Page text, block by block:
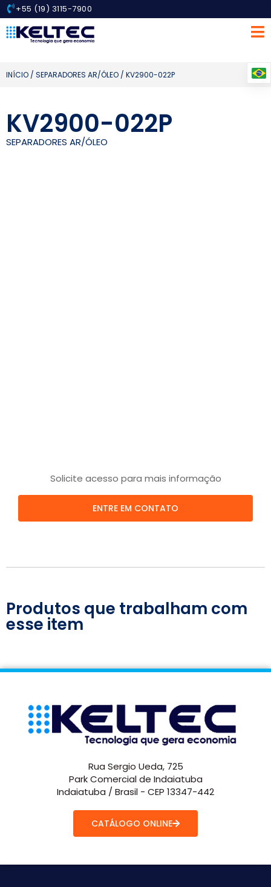
+55 (19) 3115-7900
INÍCIO / SEPARADORES AR/ÓLEO / KV2900-022P
KV2900-022P
SEPARADORES AR/ÓLEO
Solicite acesso para mais informação
ENTRE EM CONTATO
Produtos que trabalham com
esse item
Rua Sergio Ueda, 725
Park Comercial de Indaiatuba
Indaiatuba / Brasil - CEP 13347-442
CATÁLOGO ONLINE